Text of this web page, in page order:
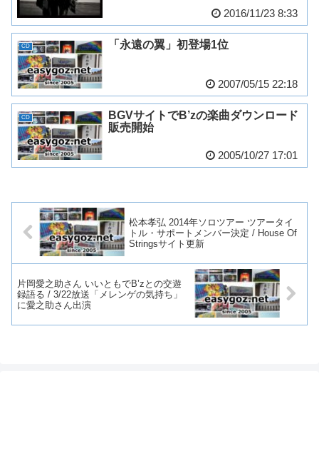
2016/11/23 8:33
CD 「永遠の翼」初登場1位
2007/05/15 22:18
CD
BGVサイトでB’zの楽曲ダウンロード
販売開始
2005/10/27 17:01
松本孝弘 2014年ソロツアー ツアータイ
トル・サポートメンバー決定 / House Of
Stringsサイト更新
片岡愛之助さん いいともでB’zとの交遊
録語る / 3/22放送「メレンゲの気持ち」
に愛之助さん出演